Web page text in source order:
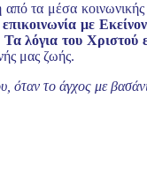
τα μέσα κοινωνικής
με
Τα λόγια του Χριστού
μας ζωής.
όταν το άγχος με